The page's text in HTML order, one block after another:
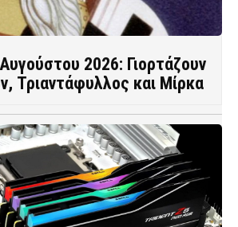
2026: Γιορτάζουν
Τριαντάφυλλος και Μίρκα